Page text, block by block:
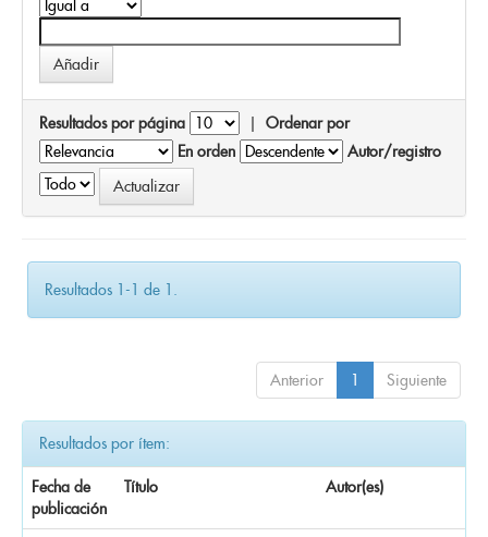
Resultados por página | Ordenar por
En orden
Autor/registro
Resultados 1-1 de 1.
Anterior 1 Siguiente
Resultados por ítem:
Fecha de
publicación
Título Autor(es)